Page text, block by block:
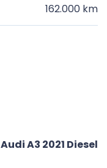
162.000 km
Audi A3 2021 Diesel